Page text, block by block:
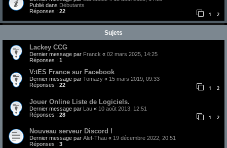
Publié dans Débutants
Réponses : 22 1 2
Sujets
Lackey CCG
Dernier message par Franck « 02 mars 2025, 14:25
Réponses : 1
V:tES France sur Facebook
Dernier message par Tomazy « 15 mars 2019, 09:33
Réponses : 22 1 2
Jouer Online Liste de Logiciels.
Dernier message par Lau « 10 août 2013, 12:51
Réponses : 28 1 2
Nouveau serveur Discord !
Dernier message par Alef-Thau « 19 décembre 2022, 20:51
Réponses : 3